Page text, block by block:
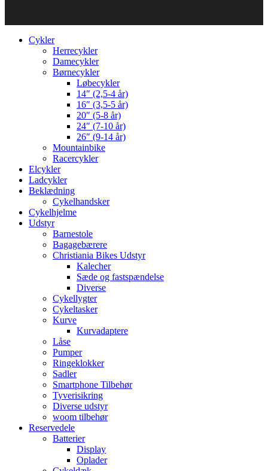
Cykler
Herrecykler
Damecykler
Børnecykler
Løbecykler
14″ (2,5-4 år)
16″ (3,5-5 år)
20″ (5-8 år)
24″ (7-10 år)
26″ (9-14 år)
Mountainbike
Racercykler
Elcykler
Ladcykler
Beklædning
Cykelhandsker
Cykelhjelme
Udstyr
Barnestole
Bagagebærere
Christiania Bikes Udstyr
Kalecher
Sæde og fastspændelse
Diverse
Cykellygter
Cykeltasker
Kurve
Kurvadaptere
Låse
Pumper
Ringeklokker
Sadler
Smartphone Tilbehør
Tyverisikring
Diverse udstyr
woom tilbehør
Reservedele
Batterier
Display
Oplader